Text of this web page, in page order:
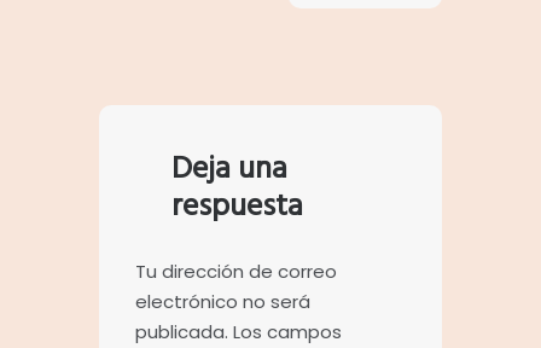
Deja una
respuesta
Tu dirección de correo
electrónico no será
publicada. Los campos